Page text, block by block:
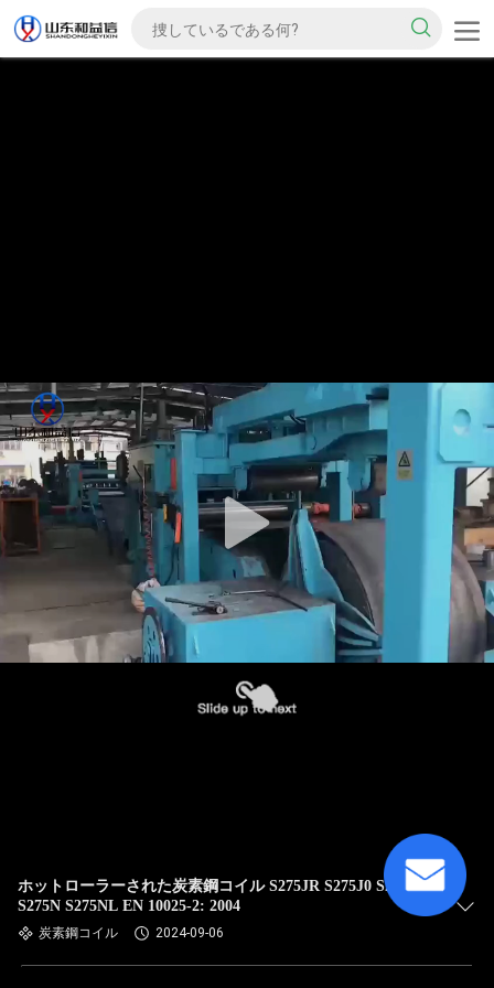
ホットローラーされた炭素鋼コイル S275JR S275J0 S275J2
S275N S275NL EN 10025-2: 2004
炭素鋼コイル 2024-09-06